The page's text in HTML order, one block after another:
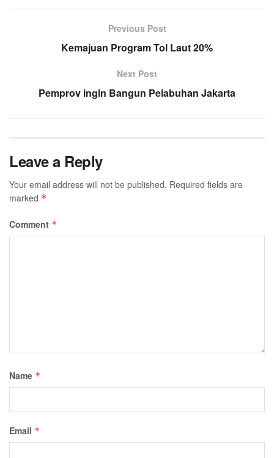
Previous Post
Kemajuan Program Tol Laut 20%
Next Post
Pemprov ingin Bangun Pelabuhan Jakarta
Leave a Reply
Your email address will not be published. Required fields are
marked *
Comment *
Name *
Email *